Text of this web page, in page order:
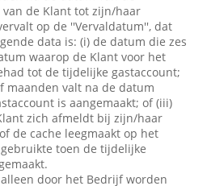
van de Klant tot zijn/haar
op de ''Vervaldatum'', dat
data is: (i) de datum die zes
waarop de Klant voor het
tot de tijdelijke gastaccount;
maanden valt na de datum
is aangemaakt; of (iii)
zich afmeldt bij zijn/haar
de cache leegmaakt op het
toen de tijdelijke
door het Bedrijf worden